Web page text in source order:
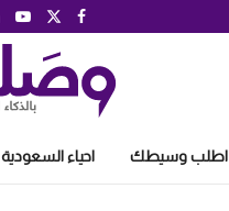
اطلب وسيطك احياء السعودية